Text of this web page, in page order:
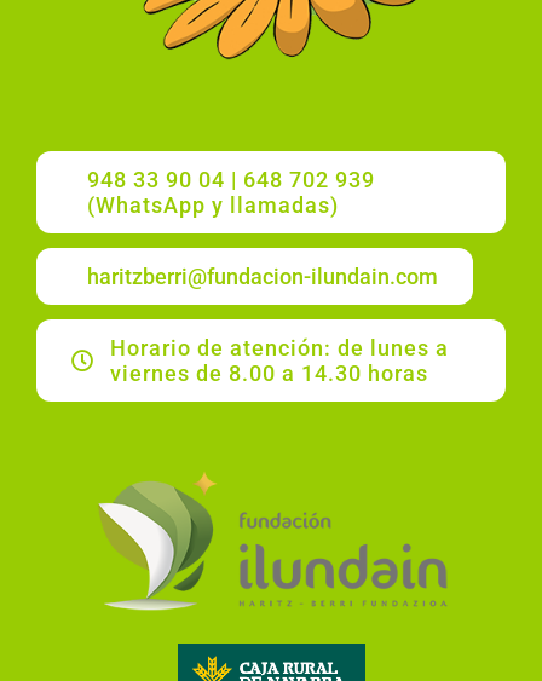
948 33 90 04 | 648 702 939
(WhatsApp y llamadas)
haritzberri@fundacion-ilundain.com
Horario de atención: de lunes a
viernes de 8.00 a 14.30 horas